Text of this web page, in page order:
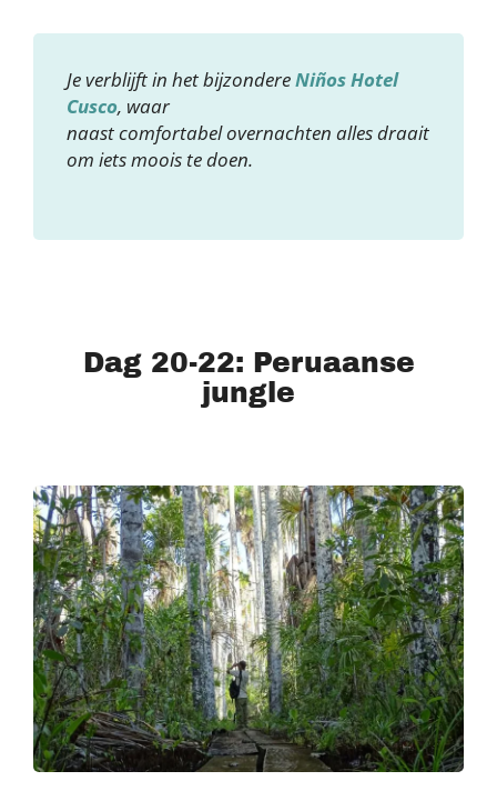
Je verblijft in het bijzondereNiños Hotel
Cusco, waar
naast comfortabel overnachten alles draait
om iets moois te doen.
Dag 20-22: Peruaanse
jungle